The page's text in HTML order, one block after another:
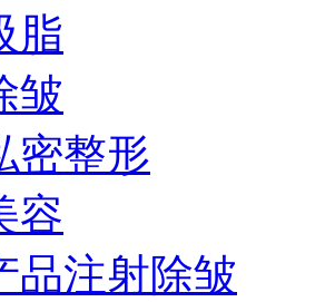
脂
皱
密整形
容
品注射除皱